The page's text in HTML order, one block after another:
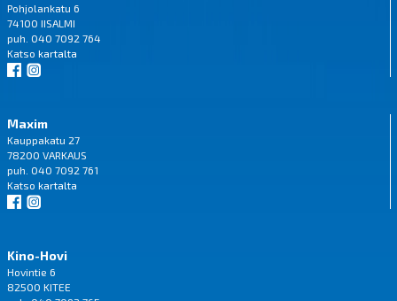
Pohjolankatu 6
74100 IISALMI
puh. 040 7092 764
Katso kartalta
Maxim
Kauppakatu 27
78200 VARKAUS
puh. 040 7092 761
Katso kartalta
Kino-Hovi
Hovintie 6
82500 KITEE